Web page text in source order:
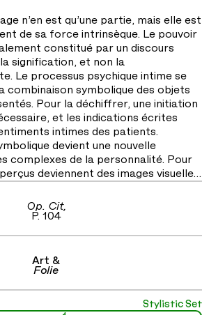
n’en est qu’une partie, mais elle est
de sa force intrinsèque. Le pouvoir
constitué par un discours
signification, et non la
Le processus psychique intime se
combinaison symbolique des objets
Pour la déchiffrer, une initiation
et les indications écrites
intimes des patients.
devient une nouvelle
complexes de la personnalité. Pour
deviennent des images visuelles
expérimenté nourrissent
l’ expression picturale se
comme la conscience s’oppose à
s’oppose à l’oeuvre.
est alors possible même si les
tribus isolées, et les hommes
Op. Cit,
P. 104
Art &
Folie
Stylistic Set